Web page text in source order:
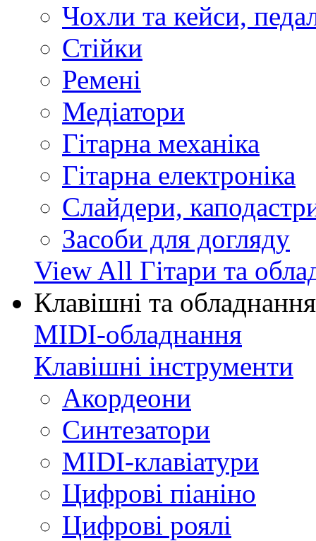
Чохли та кейси,
Стійки
Ремені
Медіатори
Гітарна механіка
Гітарна електроніка
Слайдери,
Засоби для догляду
View All Гітари та
Клавішні та обладнання
MIDI-обладнання
Клавішні інструменти
Акордеони
Синтезатори
MIDI-клавіатури
Цифрові піаніно
Цифрові роялі